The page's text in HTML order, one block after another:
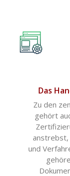
Das
Zu den
gehört
anstrebst,
und